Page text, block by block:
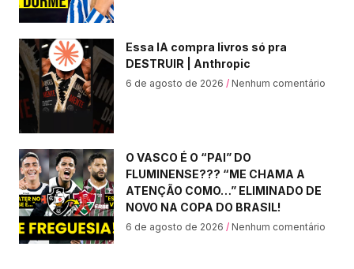
Essa IA compra livros só pra
DESTRUIR | Anthropic
6 de agosto de 2026 Nenhum comentário
O VASCO É O “PAI” DO
FLUMINENSE??? “ME CHAMA A
ATENÇÃO COMO…” ELIMINADO DE
NOVO NA COPA DO BRASIL!
6 de agosto de 2026 Nenhum comentário